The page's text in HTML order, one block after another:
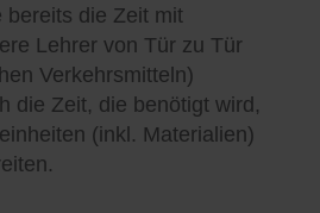
bereits die Zeit mit
Lehrer von Tür zu Tür
Verkehrsmitteln)
die Zeit, die benötigt wird,
(inkl. Materialien)